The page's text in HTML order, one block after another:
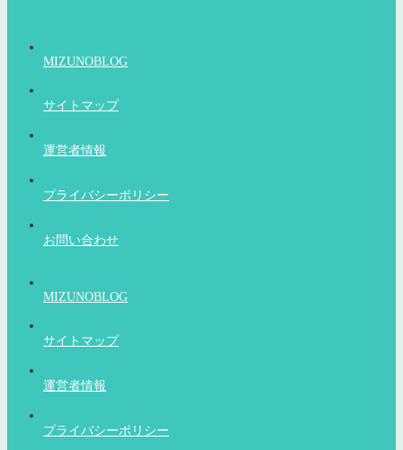
MIZUNOBLOG
サイトマップ
運営者情報
プライバシーポリシー
お問い合わせ
MIZUNOBLOG
サイトマップ
運営者情報
プライバシーポリシー